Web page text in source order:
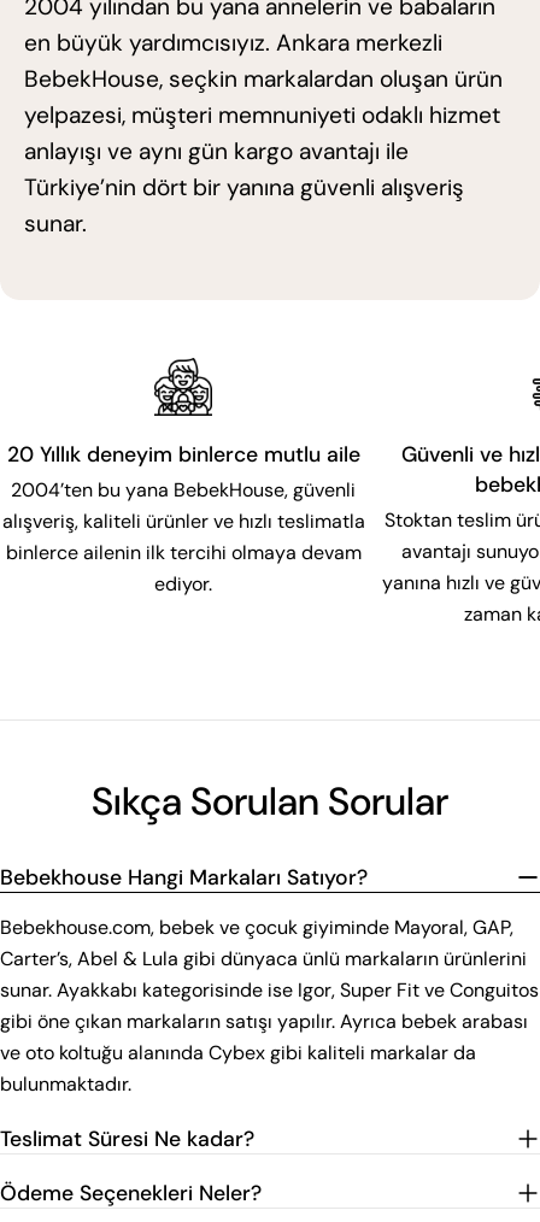
2004 yılından bu yana annelerin ve babaların
en büyük yardımcısıyız. Ankara merkezli
BebekHouse, seçkin markalardan oluşan ürün
yelpazesi, müşteri memnuniyeti odaklı hizmet
anlayışı ve aynı gün kargo avantajı ile
Türkiye’nin dört bir yanına güvenli alışveriş
sunar.
20 Yıllık deneyim binlerce mutlu aile
2004’ten bu yana BebekHouse, güvenli
alışveriş, kaliteli ürünler ve hızlı teslimatla
binlerce ailenin ilk tercihi olmaya devam
ediyor.
Güvenli ve
Stoktan teslim
avantajı
yanına hızlı ve
zaman
Sıkça Sorulan Sorular
Bebekhouse Hangi Markaları Satıyor?
Bebekhouse.com, bebek ve çocuk giyiminde Mayoral, GAP,
Carter’s, Abel & Lula gibi dünyaca ünlü markaların ürünlerini
sunar. Ayakkabı kategorisinde ise Igor, Super Fit ve Conguitos
gibi öne çıkan markaların satışı yapılır. Ayrıca bebek arabası
ve oto koltuğu alanında Cybex gibi kaliteli markalar da
bulunmaktadır.
Teslimat Süresi Ne kadar?
Ödeme Seçenekleri Neler?